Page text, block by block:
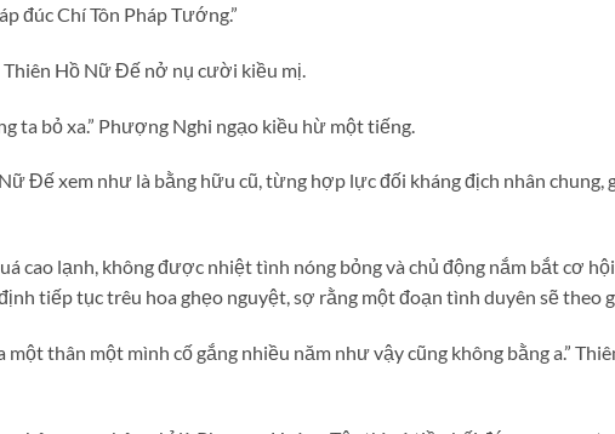
đúc Chí Tôn Pháp Tướng.”
Thiên Hồ Nữ Đế nở nụ cười kiều mị.
ta bỏ xa.” Phượng Nghi ngạo kiều hừ một tiếng.
Đế xem như là bằng hữu cũ, từng hợp lực đối kháng địch nhân chung,
cao lạnh, không được nhiệt tình nóng bỏng và chủ động nắm bắt cơ
tiếp tục trêu hoa ghẹo nguyệt, sợ rằng một đoạn tình duyên sẽ theo
thân một mình cố gắng nhiều năm như vậy cũng không bằng a.”